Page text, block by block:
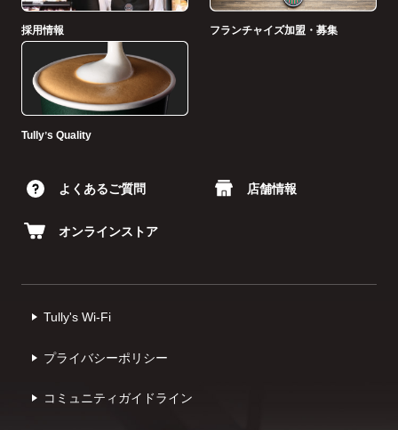
採用情報 フランチャイズ加盟・募集
Tullyʼs Quality
よくあるご質問 店舗情報
オンラインストア
Tully's Wi-Fi
プライバシーポリシー
コミュニティガイドライン